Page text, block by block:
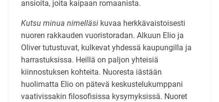
ansioita, joita kaipaan romaanista.
Kutsu minua nimelläsikuvaa herkkävaistoisesti
nuoren rakkauden vuoristoradan. Alkuun Elio ja
Oliver tutustuvat, kulkevat yhdessä kaupungilla ja
harrastuksissa. Heillä on paljon yhteisiä
kiinnostuksen kohteita. Nuoresta iästään
huolimatta Elio on pätevä keskustelukumppani
vaativissakin filosofisissa kysymyksissä. Nuoret